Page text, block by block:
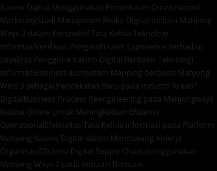
Kasino Digital Menggunakan Pendekatan Omnichannel
MarketingStudi Manajemen Risiko Digital melalui Mahjong
Ways 2 dalam Perspektif Tata Kelola Teknologi
InformasiVerifikasi Pengaruh User Experience terhadap
Loyalitas Pengguna Kasino Digital Berbasis Teknologi
InformasiBusiness Ecosystem Mapping berbasis Mahjong
Wins 3 sebagai Pendekatan Baru pada Industri Kreatif
DigitalBusiness Process Reengineering pada Mahjongways
Kasino Online untuk Meningkatkan Efisiensi
OperasionalEfektivitas Tata Kelola Informasi pada Platform
Mahjong Kasino Digital dalam Mendukung Kinerja
OrganisasiEfisiensi Digital Supply Chain menggunakan
Mahjong Ways 2 pada Industri Berbasis